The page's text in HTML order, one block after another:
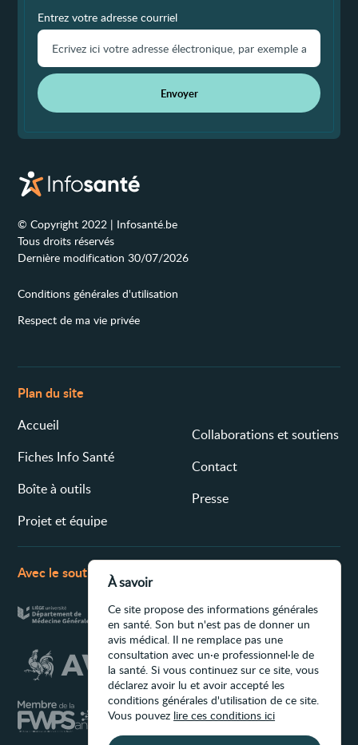
Entrez votre adresse courriel
Envoyer
© Copyright 2022 | Infosanté.be
Tous droits réservés
Dernière modification 30/07/2026
Conditions générales d'utilisation
Respect de ma vie privée
Plan du site
Accueil
Fiches Info Santé
Boîte à outils
Projet et équipe
Collaborations et soutiens
Contact
Presse
Avec le soutien de
À savoir
Ce site propose des informations générales
en santé. Son but n'est pas de donner un
avis médical. Il ne remplace pas une
consultation avec un·e professionnel·le de
la santé. Si vous continuez sur ce site, vous
déclarez avoir lu et avoir accepté les
conditions générales d'utilisation de ce site.
Vous pouvez lire ces conditions ici